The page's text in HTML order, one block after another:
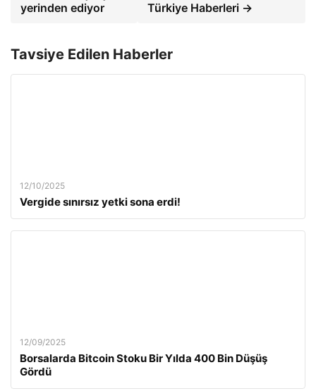
yerinden ediyor
Türkiye Haberleri →
Tavsiye Edilen Haberler
12/10/2025
Vergide sınırsız yetki sona erdi!
12/09/2025
Borsalarda Bitcoin Stoku Bir Yılda 400 Bin Düşüş
Gördü